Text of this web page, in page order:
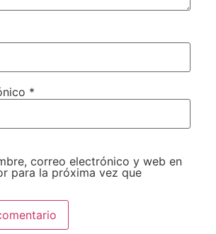
*
correo electrónico y web en
para la próxima vez que